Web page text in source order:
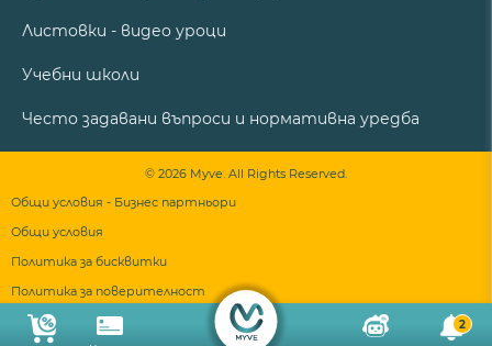
2
Листовки - видео уроци
Учебни школи
Често задавани въпроси и нормативна уредба
© 2026 Myve. All Rights Reserved.
Общи условия - Бизнес партньори
Общи условия
Политика за бисквитки
Политика за поверителност